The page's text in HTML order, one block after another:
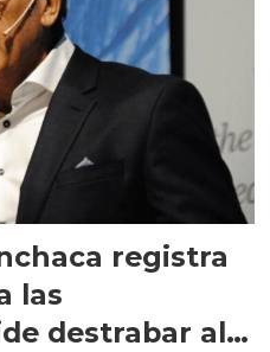
registra
las
destrabar al